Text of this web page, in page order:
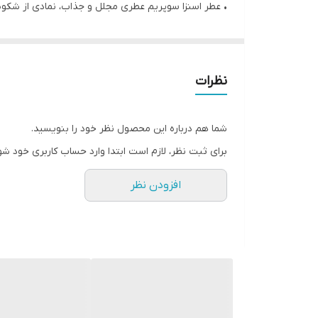
• عطر اسنزا سوپریم عطری مجلل و جذاب، نمادی از
• رایحه گرم و گلی، میوه ای
• پرفیوم با ماندگاری فوق العاده و پخش بوی عالی
• نت میانی: دم کرده گلهای سفید(شکوفه پرتقال، گل
نظرات
شما هم درباره این محصول نظر خود را بنویسید.
برای ثبت نظر، لازم است ابتدا وارد حساب کاربری خود
افزودن نظر